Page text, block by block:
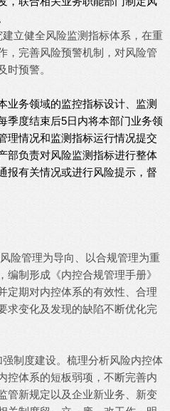
立健全风险监测指标体系，在重
，完善风险预警机制，对风险管
时预警。
业务领域的监控指标设计、监测
季度结束后5日内将本部门业务领
理情况和监测指标运行情况提交
部负责对风险监测指标进行整体
报有关情况或进行风险提示，督
险管理为导向、以合规管理为重
编制形成《内控合规管理手册》
定期对内控体系的有效性、合理
求变化及发现的缺陷不断优化完
制度建设。梳理分析风险内控体
控体系的短板弱项，不断完善内
管新规定以及企业新业务、新变